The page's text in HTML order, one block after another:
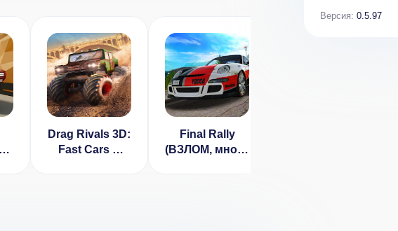
Drag Rivals 3D:
Fast Cars &
Final Rally
(ВЗЛОМ, много
Версия: 0.5.97